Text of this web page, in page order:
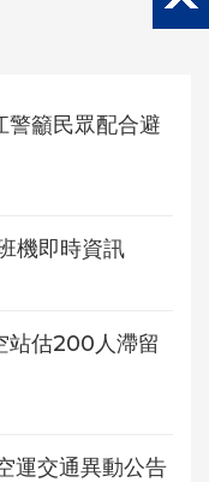
籲民眾配合避
機即時資訊
估200人滯留
運交通異動公告